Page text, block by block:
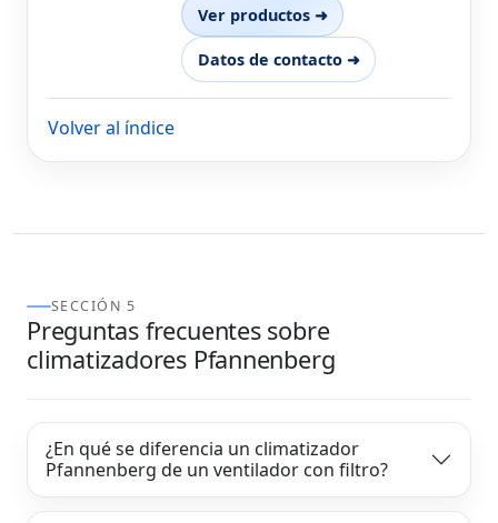
Ver productos ➜
Datos de contacto ➜
Volver al índice
SECCIÓN 5
Preguntas frecuentes sobre
climatizadores Pfannenberg
¿En qué se diferencia un climatizador
Pfannenberg de un ventilador con filtro?